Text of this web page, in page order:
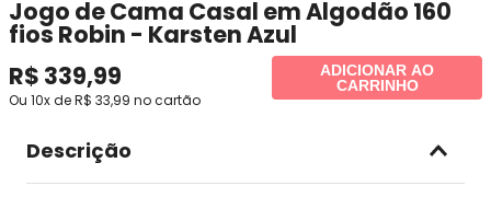
Jogo de Cama Casal em Algodão 160
fios Robin - Karsten Azul
R$ 339,99
Ou 10x deR$ 33,99 no cartão
ADICIONAR AO
CARRINHO
Descrição